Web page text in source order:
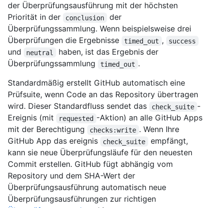
der Überprüfungsausführung mit der höchsten
Priorität in der
conclusion
der
Überprüfungssammlung. Wenn beispielsweise drei
Überprüfungen die Ergebnisse
timed_out , success
und neutral
haben, ist das Ergebnis der
Überprüfungssammlung
timed_out .
Standardmäßig erstellt GitHub automatisch eine
Prüfsuite, wenn Code an das Repository übertragen
wird. Dieser Standardfluss sendet das
check_suite -
Ereignis (mit
requested -Aktion) an alle GitHub Apps
mit der Berechtigung
checks:write . Wenn Ihre
GitHub App das ereignis
check_suite
empfängt,
kann sie neue Überprüfungsläufe für den neuesten
Commit erstellen. GitHub fügt abhängig vom
Repository und dem SHA-Wert der
Überprüfungsausführung automatisch neue
Überprüfungsausführungen zur richtigen